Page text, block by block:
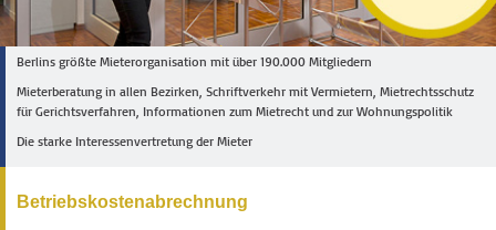
Berlins größte Mieterorganisation mit über 190.000 Mitgliedern
Mieterberatung in allen Bezirken, Schriftverkehr mit Vermietern, Mietrechtsschutz
für Gerichtsverfahren, Informationen zum Mietrecht und zur Wohnungspolitik
Die starke Interessenvertretung der Mieter
Betriebskostenabrechnung